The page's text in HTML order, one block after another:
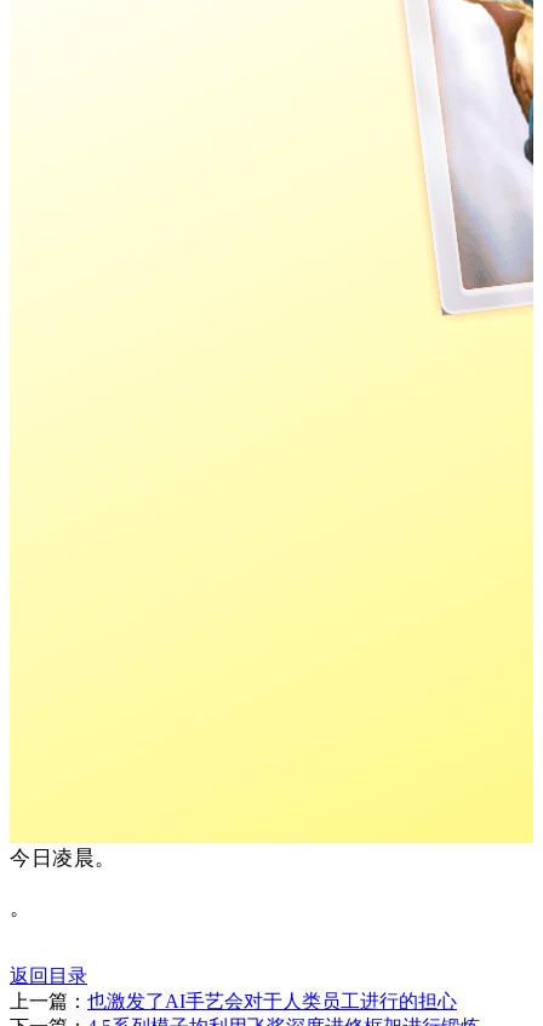
今日凌晨。
。
返回目录
上一篇： 也激发了AI手艺会对于人类员工进行的担心